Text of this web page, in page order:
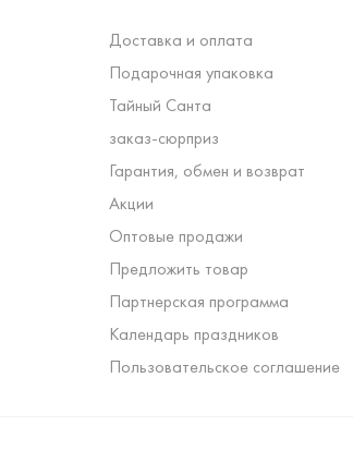
Доставка и оплата
Подарочная упаковка
Тайный Санта
заказ-сюрприз
Гарантия, обмен и возврат
Акции
Оптовые продажи
Предложить товар
Партнерская программа
Календарь праздников
Пользовательское соглашение